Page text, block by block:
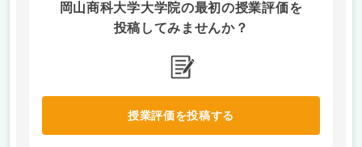
岡山商科大学大学院の最初の授業評価を
投稿してみませんか？
授業評価を投稿する